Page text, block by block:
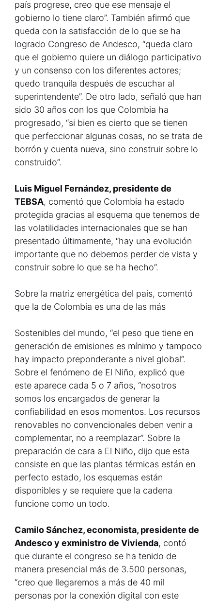
país progrese, creo que ese mensaje el
gobierno lo tiene claro”. También afirmó que
queda con la satisfacción de lo que se ha
logrado Congreso de Andesco, “queda claro
que el gobierno quiere un diálogo participativo
y un consenso con los diferentes actores;
quedo tranquila después de escuchar al
superintendente”. De otro lado, señaló que han
sido 30 años con los que Colombia ha
progresado, “si bien es cierto que se tienen
que perfeccionar algunas cosas, no se trata de
borrón y cuenta nueva, sino construir sobre lo
construido”.
Luis Miguel Fernández, presidente de
TEBSA, comentó que Colombia ha estado
protegida gracias al esquema que tenemos de
las volatilidades internacionales que se han
presentado últimamente, “hay una evolución
importante que no debemos perder de vista y
construir sobre lo que se ha hecho”.
Sobre la matriz energética del país, comentó
que la de Colombia es una de las más
Sostenibles del mundo, “el peso que tiene en
generación de emisiones es mínimo y tampoco
hay impacto preponderante a nivel global”.
Sobre el fenómeno de El Niño, explicó que
este aparece cada 5 o 7 años, “nosotros
somos los encargados de generar la
confiabilidad en esos momentos. Los recursos
renovables no convencionales deben venir a
complementar, no a reemplazar”. Sobre la
preparación de cara a El Niño, dijo que esta
consiste en que las plantas térmicas están en
perfecto estado, los esquemas están
disponibles y se requiere que la cadena
funcione como un todo.
Camilo Sánchez, economista, presidente de
Andesco y exministro de Vivienda, contó
que durante el congreso se ha tenido de
manera presencial más de 3.500 personas,
“creo que llegaremos a más de 40 mil
personas por la conexión digital con este